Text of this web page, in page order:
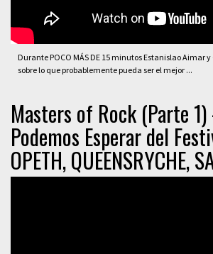
Durante POCO MÁS DE 15 minutos Estanislao Aimar
sobre lo que probablemente pueda ser el mejor ...
Masters of Rock (Parte 1)
Podemos Esperar del
OPETH, QUEENSRYCHE,